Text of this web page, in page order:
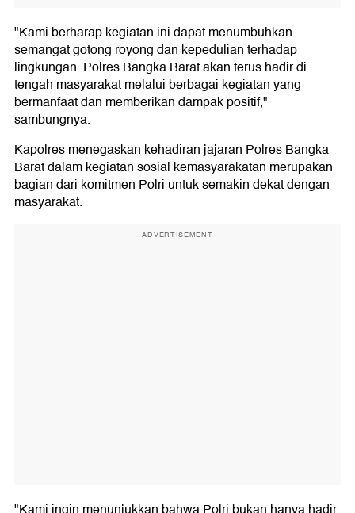
"Kami berharap kegiatan ini dapat menumbuhkan
semangat gotong royong dan kepedulian terhadap
lingkungan. Polres Bangka Barat akan terus hadir di
tengah masyarakat melalui berbagai kegiatan yang
bermanfaat dan memberikan dampak positif,"
sambungnya.
Kapolres menegaskan kehadiran jajaran Polres Bangka
Barat dalam kegiatan sosial kemasyarakatan merupakan
bagian dari komitmen Polri untuk semakin dekat dengan
masyarakat.
ADVERTISEMENT